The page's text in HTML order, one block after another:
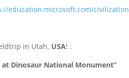
education.microsoft.com/civilization
in Utah, USA! :
at Dinosaur National Monument”